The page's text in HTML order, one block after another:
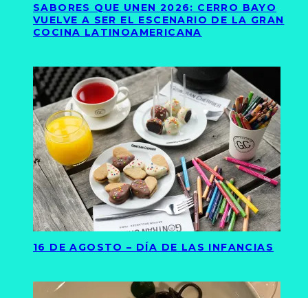
SABORES QUE UNEN 2026: CERRO BAYO
VUELVE A SER EL ESCENARIO DE LA GRAN
COCINA LATINOAMERICANA
16 DE AGOSTO – DÍA DE LAS INFANCIAS